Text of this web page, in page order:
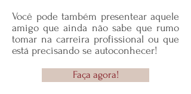
Você pode também presentear aquele
amigo que ainda não sabe que rumo
tomar na carreira profissional ou que
está precisando se autoconhecer!
Faça agora!